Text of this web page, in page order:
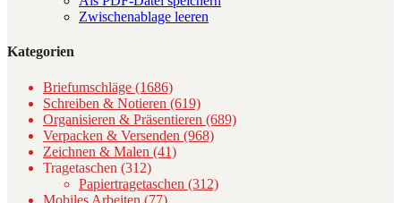
Zwischenablage leeren
Kategorien
Briefumschläge (1686)
Schreiben & Notieren (619)
Organisieren & Präsentieren (689)
Verpacken & Versenden (968)
Zeichnen & Malen (41)
Tragetaschen (312)
Papiertragetaschen (312)
Mobiles Arbeiten (77)